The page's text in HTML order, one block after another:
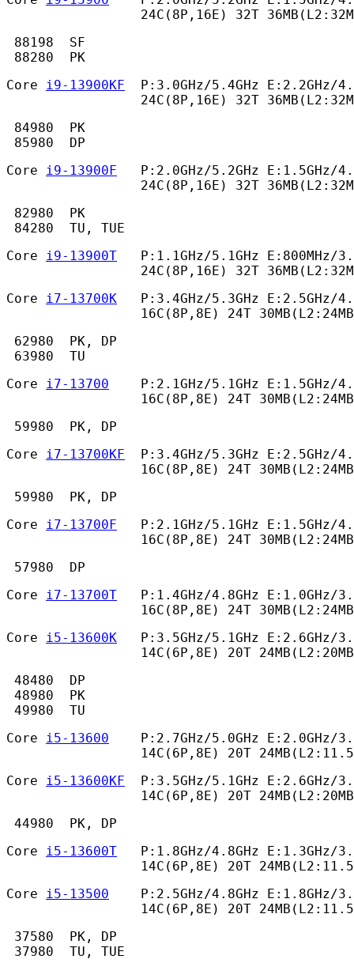
24C(8P,16E) 32T
88198  SF
88280  PK
Core i9-13900KF
P:3.0GHz/5.4GHz E:2.2GHz/
24C(8P,16E) 32T
84980  PK
85980  DP
Core i9-13900F
P:2.0GHz/5.2GHz E:1.5GHz/
24C(8P,16E) 32T
82980  PK
84280  TU, TUE
Core i9-13900T
P:1.1GHz/5.1GHz E:800MHz/
24C(8P,16E) 32T
Core i7-13700K
P:3.4GHz/5.3GHz E:2.5GHz/
16C(8P,8E) 24T
62980  PK, DP
63980  TU
Core i7-13700
P:2.1GHz/5.1GHz E:1.5GHz/
16C(8P,8E) 24T
59980  PK, DP
Core i7-13700KF
P:3.4GHz/5.3GHz E:2.5GHz/
16C(8P,8E) 24T
59980  PK, DP
Core i7-13700F
P:2.1GHz/5.1GHz E:1.5GHz/
16C(8P,8E) 24T
57980  DP
Core i7-13700T
P:1.4GHz/4.8GHz E:1.0GHz/
16C(8P,8E) 24T
Core i5-13600K
P:3.5GHz/5.1GHz E:2.6GHz/
14C(6P,8E) 20T
48480  DP
48980  PK
49980  TU
Core i5-13600
P:2.7GHz/5.0GHz E:2.0GHz/
14C(6P,8E) 20T
Core i5-13600KF
P:3.5GHz/5.1GHz E:2.6GHz/
14C(6P,8E) 20T
44980  PK, DP
Core i5-13600T
P:1.8GHz/4.8GHz E:1.3GHz/
14C(6P,8E) 20T
Core i5-13500
P:2.5GHz/4.8GHz E:1.8GHz/
14C(6P,8E) 20T
37580  PK, DP
37980  TU, TUE